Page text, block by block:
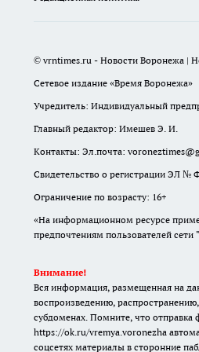
© vrntimes.ru - Новости Воронежа |
Сетевое издание «Время Воронежа»
Учредитель: Индивидуальный
Главный редактор: Имешев Э. И.
Контакты: Эл.почта:
Свидетельство о регистрации ЭЛ №
Ограничение по возрасту: 16+
«На информационном ресурсе
предпочтениям пользователей
Внимание!
Вся информация, размещенная на
воспроизведению,
субдоменах. Помните, что
https://ok.ru/vremya.voronezha
соцсетях материалы в сторонние